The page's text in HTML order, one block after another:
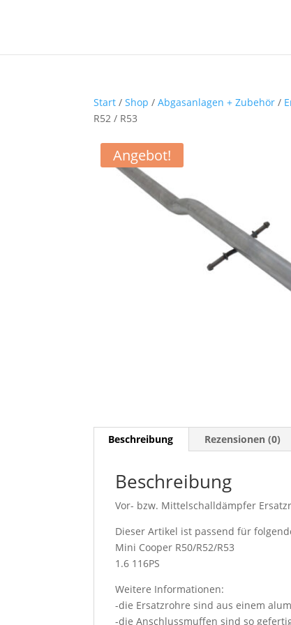
Start /Shop /Abgasanlagen + Zubehör /
R52 / R53
Angebot!
Beschreibung Rezensionen (0)
Beschreibung
Vor- bzw. Mittelschalldämpfer
Dieser Artikel ist passend für
Mini Cooper R50/R52/R53
1.6 116PS
Weitere Informationen:
-die Ersatzrohre sind aus einem
-die Anschlussmuffen sind so